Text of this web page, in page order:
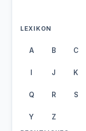
LEXIKON
A B C
I J K
Q R S
Y Z